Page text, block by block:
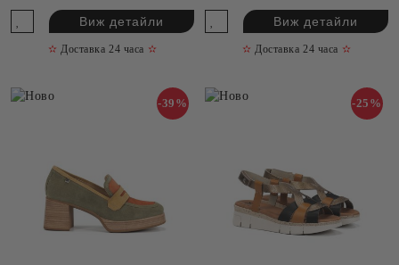
Виж детайли
✫ Доставка 24 часа ✫
Виж детайли
✫ Доставка 24 часа ✫
-39% -25%